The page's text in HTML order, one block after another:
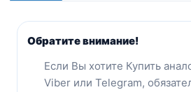
Обратите внимание!
Eсли Вы хотите Купить
Viber или Telegram,